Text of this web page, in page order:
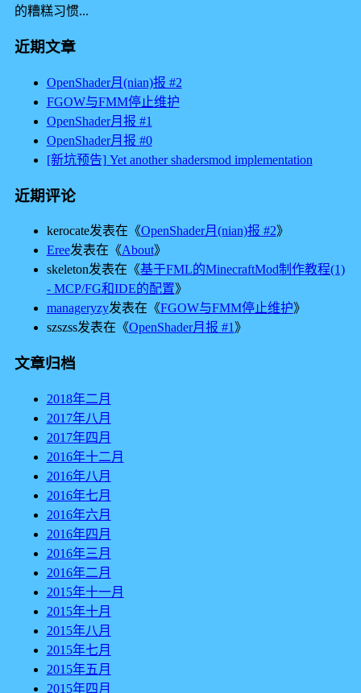
的糟糕习惯...
近期文章
OpenShader月(nian)报 #2
FGOW与FMM停止维护
OpenShader月报 #1
OpenShader月报 #0
[新坑预告] Yet another shadersmod implementation
近期评论
kerocate发表在《OpenShader月(nian)报 #2》
Eree发表在《About》
skeleton发表在《基于FML的MinecraftMod制作教程(1)
- MCP/FG和IDE的配置》
manageryzy发表在《FGOW与FMM停止维护》
szszss发表在《OpenShader月报 #1 》
文章归档
2018年二月
2017年八月
2017年四月
2016年十二月
2016年八月
2016年七月
2016年六月
2016年四月
2016年三月
2016年二月
2015年十一月
2015年十月
2015年八月
2015年七月
2015年五月
2015年四月